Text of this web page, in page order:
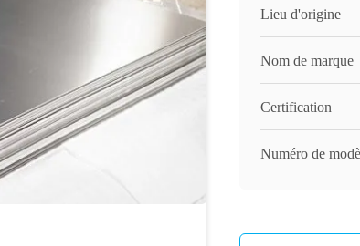
Lieu d'origine
Nom de marque
Certification
Numéro de